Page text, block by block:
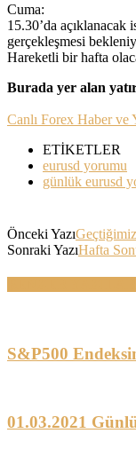
Cuma:
15.30’da açıklanacak
gerçekleşmesi
Hareketli bir hafta
Burada yer alan
Canlı Forex Haber ve
ETİKETLER
eurusd yorumu
günlük eurusd
Önceki Yazı
Sonraki YazıHafta
S&P500
01.03.2021